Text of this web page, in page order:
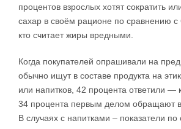
процентов взрослых хотят сократить
сахар в своём рационе по сравнению с
кто считает жиры вредными.
Когда покупателей опрашивали на
обычно ищут в составе продукта на
или напитков, 42 процента ответили —
34 процента первым делом обращают
В случаях с напитками – показатели по